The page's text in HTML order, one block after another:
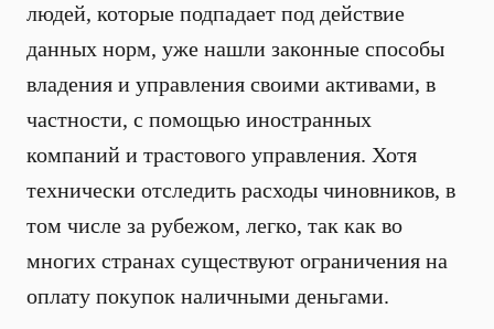
людей, которые подпадает под действие
данных норм, уже нашли законные способы
владения и управления своими активами, в
частности, с помощью ино­странных
компаний и трастового управления. Хотя
технически отследить расходы чиновников, в
том числе за рубежом, легко, так как во
многих странах существуют ограничения на
оплату покупок наличными деньгами.